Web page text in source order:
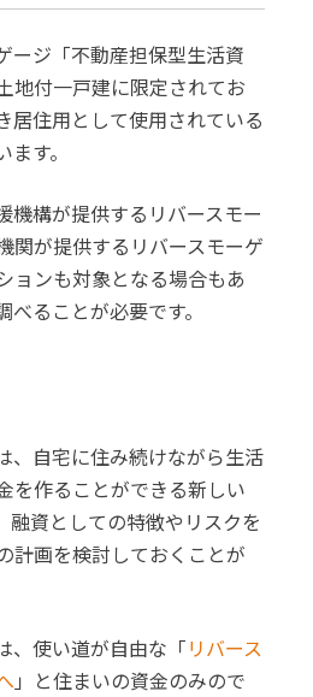
ージ「不動産担保型生活資
地付一戸建に限定されてお
居住用として使用されている
す。
機構が提供するリバースモー
関が提供するリバースモーゲ
ョンも対象となる場合もあ
ることが必要です。
、自宅に住み続けながら生活
を作ることができる新しい
融資としての特徴やリスクを
計画を検討しておくことが
、使い道が自由な「リバース
」と住まいの資金のみので